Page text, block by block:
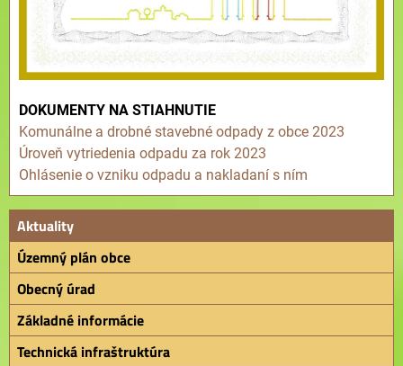
DOKUMENTY NA STIAHNUTIE
Komunálne a drobné stavebné odpady z obce 2023
Úroveň vytriedenia odpadu za rok 2023
Ohlásenie o vzniku odpadu a nakladaní s ním
Aktuality
Územný plán obce
Obecný úrad
Základné informácie
Technická infraštruktúra